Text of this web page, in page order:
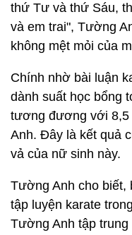
thứ Tư và thứ Sáu,
và em trai", Tường
không mệt mỏi của
Chính nhờ bài luận
dành suất học bổng
tương đương với 8,5
Anh. Đây là kết quả
vả của nữ sinh này.
Tường Anh cho biết,
tập luyện karate
Tường Anh tập